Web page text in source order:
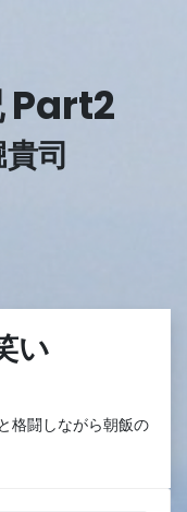
Part2
司
い
格闘しながら朝飯の